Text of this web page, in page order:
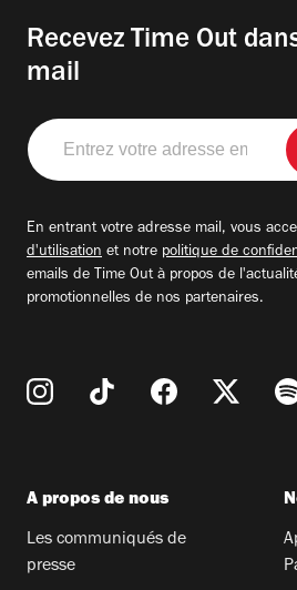
Recevez Time Out
mail
Entrez
votre
adresse
En entrant votre adresse mail, vous
d'utilisation et notre politique de
emails de Time Out à propos de
promotionnelles de nos partenaires.
A propos de nous
Les communiqués de
presse